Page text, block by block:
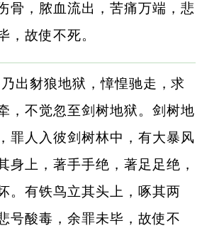
骨，脓血流出，苦痛万端，悲
，故使不死。
出豺狼地狱，慞惶驰走，求
，不觉忽至剑树地狱。剑树地
罪人入彼剑树林中，有大暴风
身上，著手手绝，著足足绝，
。有铁鸟立其头上，啄其两
号酸毒，余罪未毕，故使不